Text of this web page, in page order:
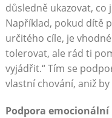
důsledně ukazovat, co
Například, pokud dítě
určitého cíle, je
tolerovat, ale rád ti
vyjádřit.“ Tím se
vlastní chování, aniž
Podpora